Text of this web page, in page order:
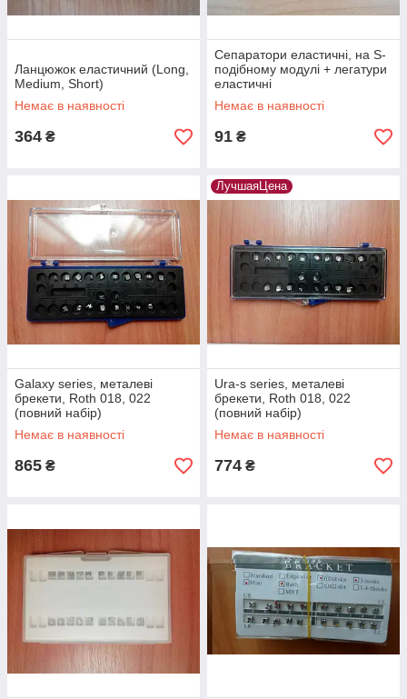
Ланцюжок еластичний (Long,
Medium, Short)
Немає в наявності
364 ₴
Сепаратори еластичні, на S-
подібному модулі + легатури
еластичні
Немає в наявності
91 ₴
Galaxy series, металеві
брекети, Roth 018, 022
(повний набір)
Немає в наявності
865 ₴
ЛучшаяЦена
Ura-s series, металеві
брекети, Roth 018, 022
(повний набір)
Немає в наявності
774 ₴